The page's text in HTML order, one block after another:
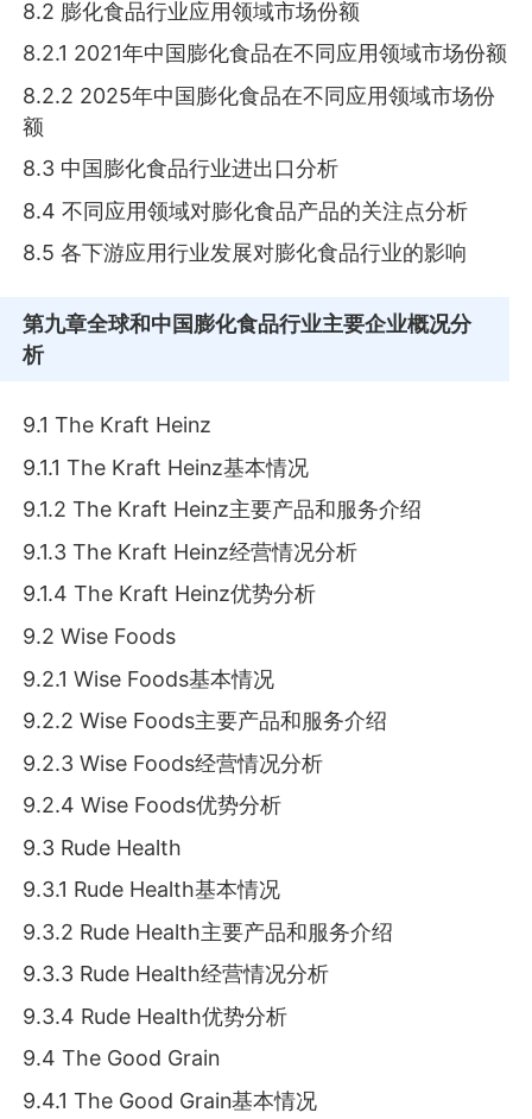
8.2 膨化食品行业应用领域市场份额
8.2.1 2021年中国膨化食品在不同应用领域市场份额
8.2.2 2025年中国膨化食品在不同应用领域市场份
额
8.3 中国膨化食品行业进出口分析
8.4 不同应用领域对膨化食品产品的关注点分析
8.5 各下游应用行业发展对膨化食品行业的影响
第九章全球和中国膨化食品行业主要企业概况分
析
9.1 The Kraft Heinz
9.1.1 The Kraft Heinz基本情况
9.1.2 The Kraft Heinz主要产品和服务介绍
9.1.3 The Kraft Heinz经营情况分析
9.1.4 The Kraft Heinz优势分析
9.2 Wise Foods
9.2.1 Wise Foods基本情况
9.2.2 Wise Foods主要产品和服务介绍
9.2.3 Wise Foods经营情况分析
9.2.4 Wise Foods优势分析
9.3 Rude Health
9.3.1 Rude Health基本情况
9.3.2 Rude Health主要产品和服务介绍
9.3.3 Rude Health经营情况分析
9.3.4 Rude Health优势分析
9.4 The Good Grain
9.4.1 The Good Grain基本情况